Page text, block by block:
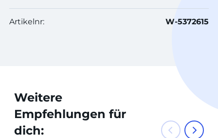
Artikelnr: W-5372615
Weitere
Empfehlungen für
dich: